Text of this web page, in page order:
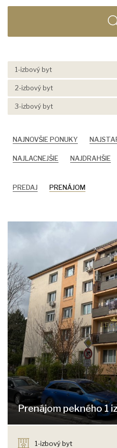
1-izbový byt
2-izbový byt
3-izbový byt
NAJNOVŠIE PONUKY
NAJLACNEJŠIE NAJDRAHŠIE
PREDAJ PRENÁJOM
Prenájom pekného 1
1-izbový byt